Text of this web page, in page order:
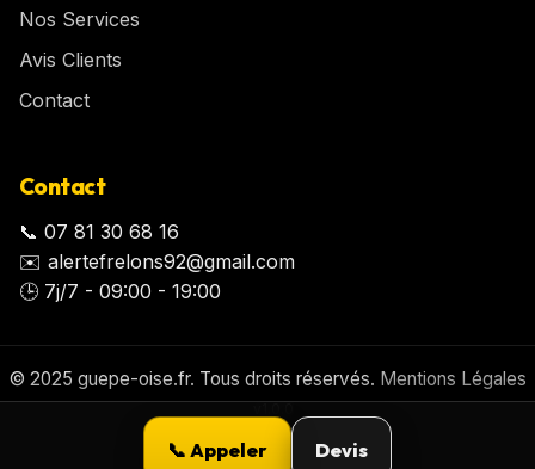
Nos Services
Avis Clients
Contact
Contact
📞 07 81 30 68 16
✉️ alertefrelons92@gmail.com
🕒 7j/7 - 09:00 - 19:00
© 2025 guepe-oise.fr. Tous droits réservés. Mentions Légales
v1.0.0
📞 Appeler Devis